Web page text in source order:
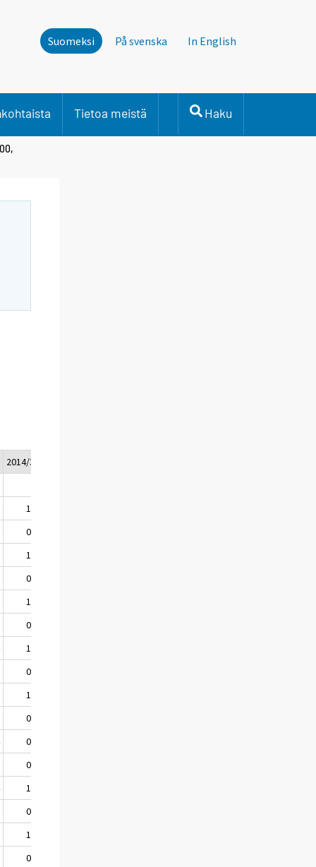
Suomeksi På svenska In English
Tietoa meistä Haku
2014/3*
1,3
0,4
1,3
0,3
1,2
0,5
1,6
0,3
1,2
0,4
0,9
0,5
1,1
0,8
1,4
0,3